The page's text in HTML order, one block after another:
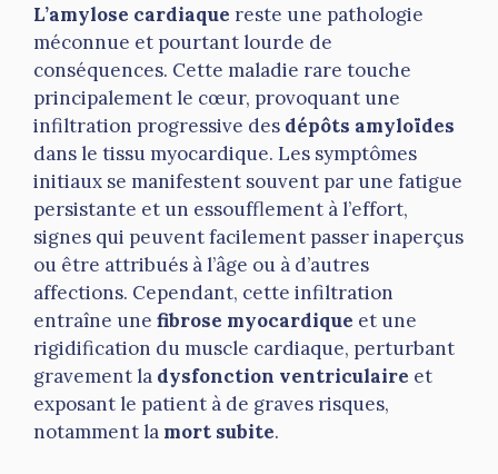
L’amylose cardiaque reste une pathologie
méconnue et pourtant lourde de
conséquences. Cette maladie rare touche
principalement le cœur, provoquant une
infiltration progressive des dépôts amyloïdes
dans le tissu myocardique. Les symptômes
initiaux se manifestent souvent par une fatigue
persistante et un essoufflement à l’effort,
signes qui peuvent facilement passer inaperçus
ou être attribués à l’âge ou à d’autres
affections. Cependant, cette infiltration
entraîne une fibrose myocardique et une
rigidification du muscle cardiaque, perturbant
gravement la dysfonction ventriculaire et
exposant le patient à de graves risques,
notamment la mort subite.